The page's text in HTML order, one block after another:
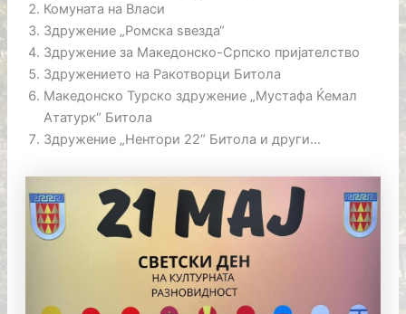
Комуната на Власи
Здружение „Ромска ѕвезда“
Здружение за Македонско-Српско пријателство
Здружението на Ракотворци Битола
Македонско Турско здружение „Мустафа Ќемал
Ататурк“ Битола
Здружение „Нентори 22“ Битола и други…